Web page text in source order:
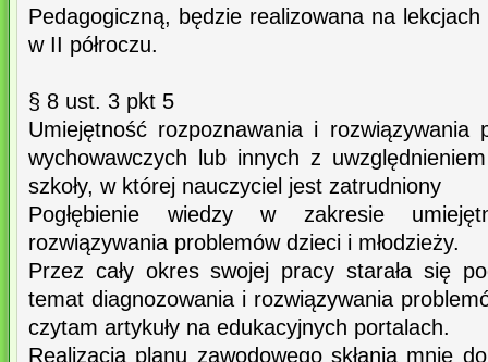
Pedagogiczną, będzie realizowana na
w II półroczu.
§ 8 ust. 3 pkt 5
Umiejętność rozpoznawania i rozwiązywania
wychowawczych lub innych z
szkoły, w której nauczyciel jest zatrudniony
Pogłębienie wiedzy w zakresie
rozwiązywania problemów dzieci i młodzieży.
Przez cały okres swojej pracy starała się
temat diagnozowania i rozwiązywania
czytam artykuły na edukacyjnych portalach.
Realizacja planu zawodowego skłania mnie